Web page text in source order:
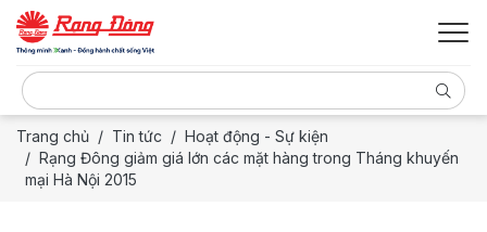
Trang chủ Tin tức
Hoạt động - Sự kiện
Rạng Đông giảm giá lớn các mặt hàng trong Tháng khuyến
mại Hà Nội 2015